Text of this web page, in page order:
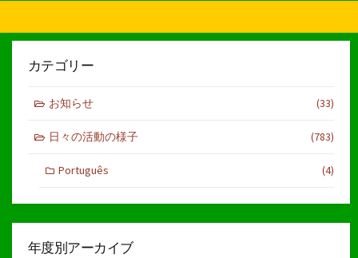
カテゴリー
お知らせ (33)
日々の活動の様子 (783)
Português (4)
年度別アーカイブ